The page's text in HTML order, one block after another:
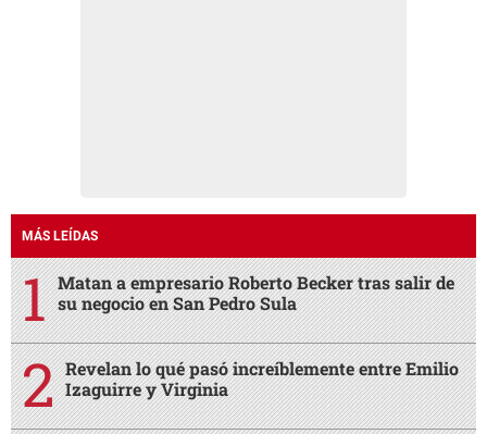
MÁS LEÍDAS
Matan a empresario Roberto Becker tras salir de
su negocio en San Pedro Sula
Revelan lo qué pasó increíblemente entre Emilio
Izaguirre y Virginia